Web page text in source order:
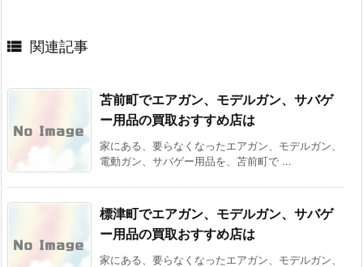
 関連記事
苫前町でエアガン、モデルガン、サバゲ
ー用品の買取おすすめ店は
家にある、要らなくなったエアガン、モデルガン、
電動ガン、サバゲー用品を、苫前町で ...
標津町でエアガン、モデルガン、サバゲ
ー用品の買取おすすめ店は
家にある、要らなくなったエアガン、モデルガン、